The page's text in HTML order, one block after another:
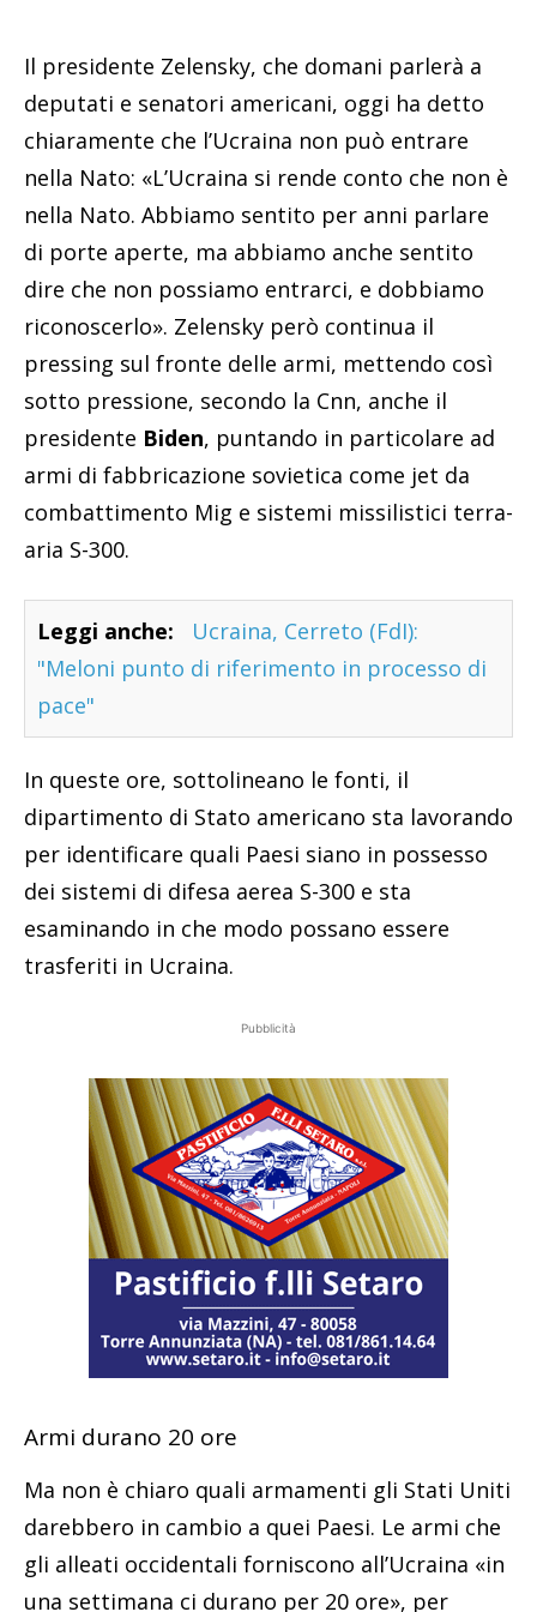
Il presidente Zelensky, che domani parlerà a
deputati e senatori americani, oggi ha detto
chiaramente che l’Ucraina non può entrare
nella Nato: «L’Ucraina si rende conto che non è
nella Nato. Abbiamo sentito per anni parlare
di porte aperte, ma abbiamo anche sentito
dire che non possiamo entrarci, e dobbiamo
riconoscerlo». Zelensky però continua il
pressing sul fronte delle armi, mettendo così
sotto pressione, secondo la Cnn, anche il
presidente Biden, puntando in particolare ad
armi di fabbricazione sovietica come jet da
combattimento Mig e sistemi missilistici terra-
aria S-300.
Leggi anche:
Ucraina, Cerreto (FdI):
"Meloni punto di riferimento in processo di
pace"
In queste ore, sottolineano le fonti, il
dipartimento di Stato americano sta lavorando
per identificare quali Paesi siano in possesso
dei sistemi di difesa aerea S-300 e sta
esaminando in che modo possano essere
trasferiti in Ucraina.
Pubblicità
Armi durano 20 ore
Ma non è chiaro quali armamenti gli Stati Uniti
darebbero in cambio a quei Paesi. Le armi che
gli alleati occidentali forniscono all’Ucraina «in
una settimana ci durano per 20 ore», per